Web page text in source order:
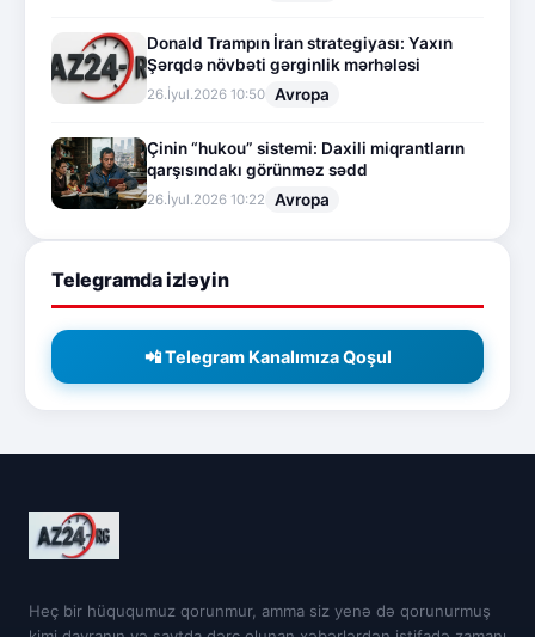
Donald Trampın İran strategiyası: Yaxın
Şərqdə növbəti gərginlik mərhələsi
26.İyul.2026 10:50 Avropa
Çinin “hukou” sistemi: Daxili miqrantların
qarşısındakı görünməz sədd
26.İyul.2026 10:22 Avropa
Telegramda izləyin
📲 Telegram Kanalımıza Qoşul
Heç bir hüququmuz qorunmur, amma siz yenə də qorunurmuş